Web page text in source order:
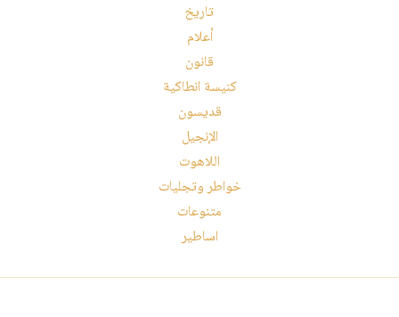
تاريخ
أعلام
قانون
كنيسة انطاكية
قديسون
الإنجيل
اللاهوت
خواطر وتجليات
متنوعات
اساطير